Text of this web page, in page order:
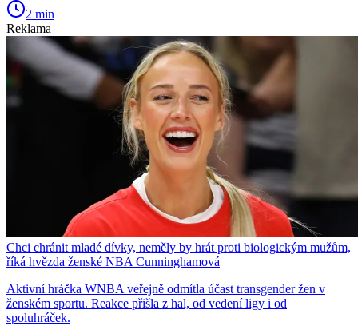
2 min
Reklama
Chci chránit mladé dívky, neměly by hrát proti biologickým mužům,
říká hvězda ženské NBA Cunninghamová
Aktivní hráčka WNBA veřejně odmítla účast transgender žen v
ženském sportu. Reakce přišla z hal, od vedení ligy i od
spoluhráček.